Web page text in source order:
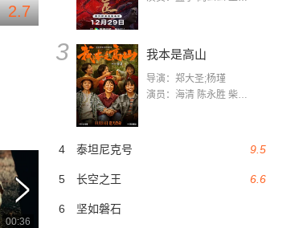
3 我本是高山
导演：郑大圣;杨瑾
演员：海清 陈永胜 柴烨 王玥婷 万国鹏 美朵达瓦 赵瑞婷 罗解艳 郭莉娜 潘家艳
9.5
4 泰坦尼克号
6.6
5 长空之王
6 坚如磐石
2.7
00:36